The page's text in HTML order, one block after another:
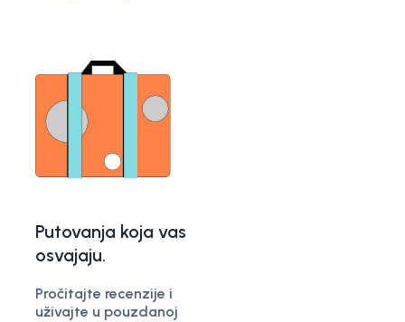
Putovanja koja vas
osvajaju.
Pročitajte recenzije i
uživajte u pouzdanoj